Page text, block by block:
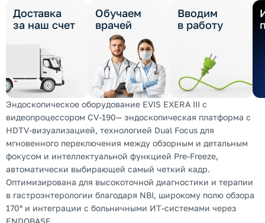
Доставка
за наш счет
Обучаем
врачей
Вводим
в работу
Эндоскопическое оборудование EVIS EXERA III с
видеопроцессором CV-190— эндоскопическая платформа с
HDTV-визуализацией, технологией Dual Focus для
мгновенного переключения между обзорным и детальным
фокусом и интеллектуальной функцией Pre-Freeze,
автоматически выбирающей самый четкий кадр.
Оптимизирована для высокоточной диагностики и терапии
в гастроэнтерологии благодаря NBI, широкому полю обзора
170° и интеграции с больничными ИТ-системами через
ENDOBASE.